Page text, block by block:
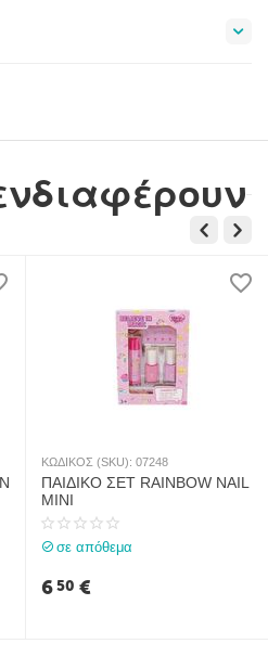
ΚΩΔΙΚΟΣ (SKU): 07248
ΠΑΙΔΙΚΟ ΣΕΤ RAINBOW NAIL
MINI
σε απόθεμα
650 €